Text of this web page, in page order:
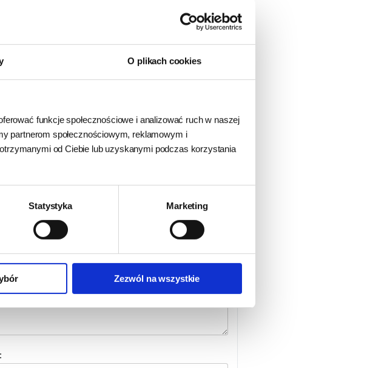
O plikach cookies
funkcje społecznościowe i analizować ruch w naszej
partnerom społecznościowym, reklamowym i
od Ciebie lub uzyskanymi podczas korzystania
Statystyka Marketing
Zezwól na wszystkie